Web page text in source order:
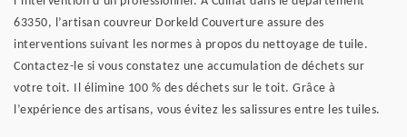
63350, l’artisan couvreur Dorkeld Couverture assure des
interventions suivant les normes à propos du nettoyage de tuile.
Contactez-le si vous constatez une accumulation de déchets sur
votre toit. Il élimine 100 % des déchets sur le toit. Grâce à
l’expérience des artisans, vous évitez les salissures entre les tuiles.